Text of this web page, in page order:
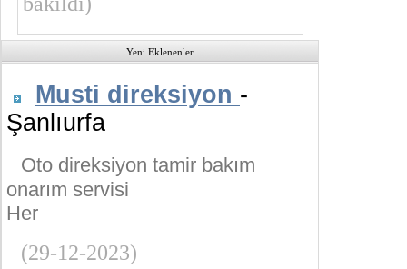
Yeni Eklenenler
Musti direksiyon -
Şanlıurfa
Oto direksiyon tamir bakım
onarım servisi
Her
(29-12-2023)